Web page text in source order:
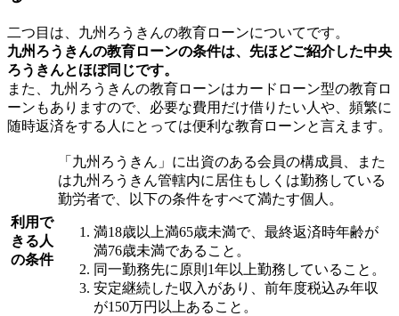
二つ目は、九州ろうきんの教育ローンについてです。
九州ろうきんの教育ローンの条件は、先ほどご紹介した中央
ろうきんとほぼ同じです。
また、九州ろうきんの教育ローンはカードローン型の教育ロ
ーンもありますので、必要な費用だけ借りたい人や、頻繁に
随時返済をする人にとっては便利な教育ローンと言えます。
利用で
きる人
の条件
「九州ろうきん」に出資のある会員の構成員、また
は九州ろうきん管轄内に居住もしくは勤務している
勤労者で、以下の条件をすべて満たす個人。
満18歳以上満65歳未満で、最終返済時年齢が
満76歳未満であること。
同一勤務先に原則1年以上勤務していること。
安定継続した収入があり、前年度税込み年収
が150万円以上あること。